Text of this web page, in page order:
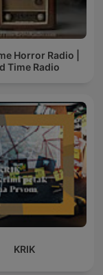
Horror Radio |
Time Radio
KRIK